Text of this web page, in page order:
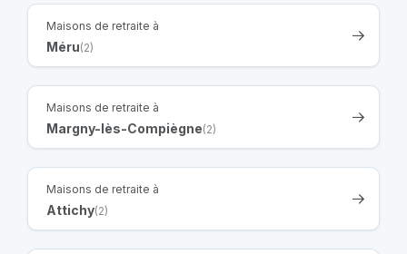
Maisons de retraite à
Méru(2)
Maisons de retraite à
Margny-lès-Compiègne(2)
Maisons de retraite à
Attichy(2)